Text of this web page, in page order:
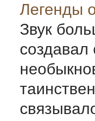
Легенды
Звук